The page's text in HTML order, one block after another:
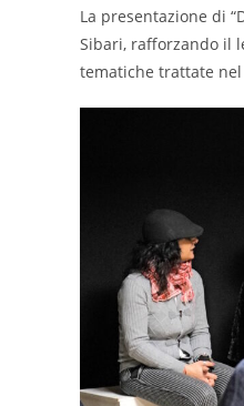
La presentazione di
Sibari, rafforzando il
tematiche trattate